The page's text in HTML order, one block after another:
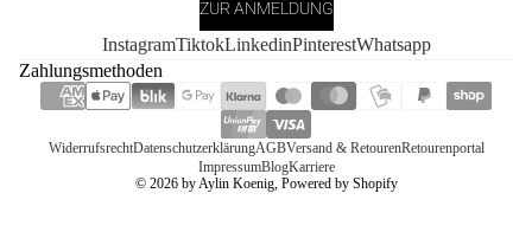
ZUR ANMELDUNG
InstagramTiktokLinkedinPinterestWhatsapp
Zahlungsmethoden
WiderrufsrechtDatenschutzerklärungAGBVersand & RetourenRetourenportal
ImpressumBlogKarriere
© 2026 by Aylin Koenig, Powered by Shopify